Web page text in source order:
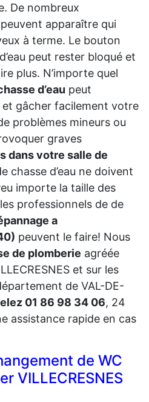
De nombreux
peuvent apparaître qui
à terme. Le bouton
peut rester bloqué et
plus. N’importe quel
d’eau peut
gâcher facilement votre
problèmes mineurs ou
graves
dans votre salle de
chasse d’eau ne doivent
importe la taille des
professionnels de de
a
peuvent le faire! Nous
de plomberie agréée
et sur les
de VAL-DE-
01 86 98 34 06, 24
assistance rapide en cas
de WC
VILLECRESNES